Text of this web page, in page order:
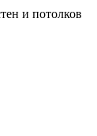
и потолков